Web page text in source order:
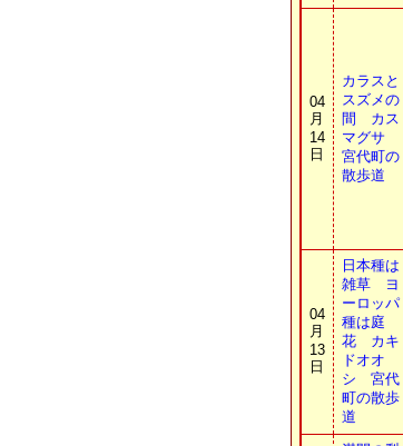
04
月
14
日
カラスと
スズメの
間 カス
マグサ
宮代町の
散歩道
04
月
13
日
日本種は
雑草 ヨ
ーロッパ
種は庭
花 カキ
ドオオ
シ 宮代
町の散歩
道